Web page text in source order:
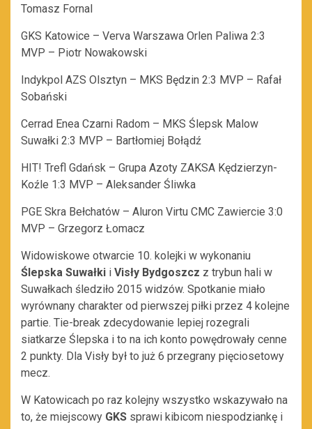
Tomasz Fornal
GKS Katowice – Verva Warszawa Orlen Paliwa 2:3
MVP – Piotr Nowakowski
Indykpol AZS Olsztyn – MKS Będzin 2:3 MVP – Rafał
Sobański
Cerrad Enea Czarni Radom – MKS Ślepsk Malow
Suwałki 2:3 MVP – Bartłomiej Bołądź
HIT! Trefl Gdańsk – Grupa Azoty ZAKSA Kędzierzyn-
Koźle 1:3 MVP – Aleksander Śliwka
PGE Skra Bełchatów – Aluron Virtu CMC Zawiercie 3:0
MVP – Grzegorz Łomacz
Widowiskowe otwarcie 10. kolejki w wykonaniu
Ślepska Suwałki i Visły Bydgoszcz z trybun hali w
Suwałkach śledziło 2015 widzów. Spotkanie miało
wyrównany charakter od pierwszej piłki przez 4 kolejne
partie. Tie-break zdecydowanie lepiej rozegrali
siatkarze Ślepska i to na ich konto powędrowały cenne
2 punkty. Dla Visły był to już 6 przegrany pięciosetowy
mecz.
W Katowicach po raz kolejny wszystko wskazywało na
to, że miejscowy GKS sprawi kibicom niespodziankę i